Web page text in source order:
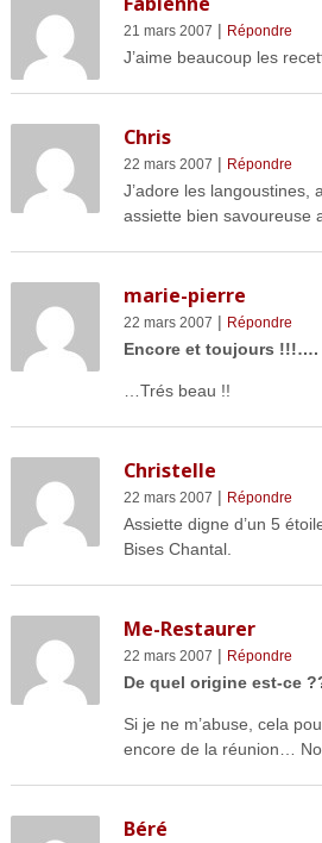
21 mars 2007 | Répondre
J’aime beaucoup les
Chris
22 mars 2007 | Répondre
J’adore les langoustines,
assiette bien savoureuse
marie-pierre
22 mars 2007 | Répondre
Encore et toujours !!!….
…Trés beau !!
Christelle
22 mars 2007 | Répondre
Assiette digne d’un 5
Bises Chantal.
Me-Restaurer
22 mars 2007 | Répondre
De quel origine est-ce
Si je ne m’abuse, cela
encore de la réunion…
Béré